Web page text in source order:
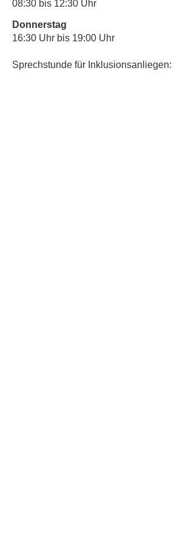
08:30 bis 12:30 Uhr
Donnerstag
16:30 Uhr bis 19:00 Uhr
Sprechstunde für Inklusionsanliegen: